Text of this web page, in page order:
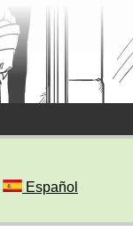
Español